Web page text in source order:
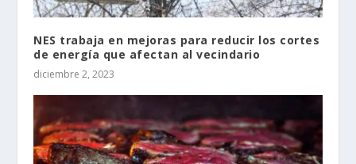
NES trabaja en mejoras para reducir los cortes
de energía que afectan al vecindario
diciembre 2, 2023